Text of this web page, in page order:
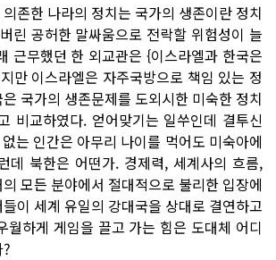
존한 나라의 정치는 국가의 생존이란 정치
린 공허한 말싸움으로 전락할 위험성이 늘
근무했던 한 외교관은 {이스라엘과 한국은
만 이스라엘은 자주국방으로 책임 있는 정
국가의 생존문제를 도외시한 미숙한 정치
비교하였다. 얻어맞기는 일쑤인데 결투신
는 인간은 아무리 나이를 먹어도 미숙아에
데 북한은 어떤가. 경제력, 세계사의 흐름,
모든 분야에서 절대적으로 불리한 입장에
이 세계 유일의 강대국을 상대로 결연하고
월하게 게임을 끌고 가는 힘은 도대체 어디